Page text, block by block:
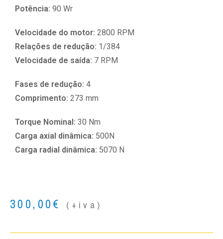
Potência: 90 Wr
Velocidade do motor: 2800 RPM
Relações de redução: 1/384
Velocidade de saída: 7 RPM
Fases de redução: 4
Comprimento: 273 mm
Torque Nominal: 30 Nm
Carga axial dinâmica: 500N
Carga radial dinâmica: 5070 N
300,00€ (+iva)